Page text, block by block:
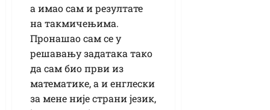
а имао сам и резултате
на такмичењима.
Пронашао сам се у
решавању задатака тако
да сам био први из
математике, а и енглески
за мене није страни језик,